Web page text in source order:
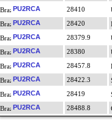
PU2RCA
28410
PU2RCA
28420
PU2RCA
28379.9
PU2RCA
28380
PU2RCA
28457.8
PU2RCA
28422.3
PU2RCA
28419
PU2RCA
28488.8